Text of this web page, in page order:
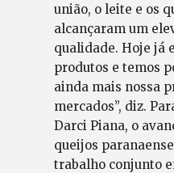
união, o leite e os
alcançaram um
qualidade. Hoje já
produtos e temos
ainda mais nossa
mercados”, diz.
Darci Piana, o
queijos
trabalho conjunto